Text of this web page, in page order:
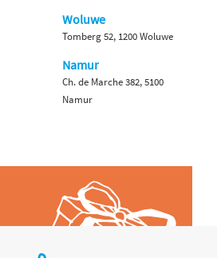
Woluwe
Tomberg 52, 1200 Woluwe
Namur
Ch. de Marche 382, 5100
Namur